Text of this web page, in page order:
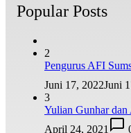
Popular Posts
2
Pengurus AFI
Juni 17, 2022Juni
3
Yulian Gunhar dan
April 24, 2021